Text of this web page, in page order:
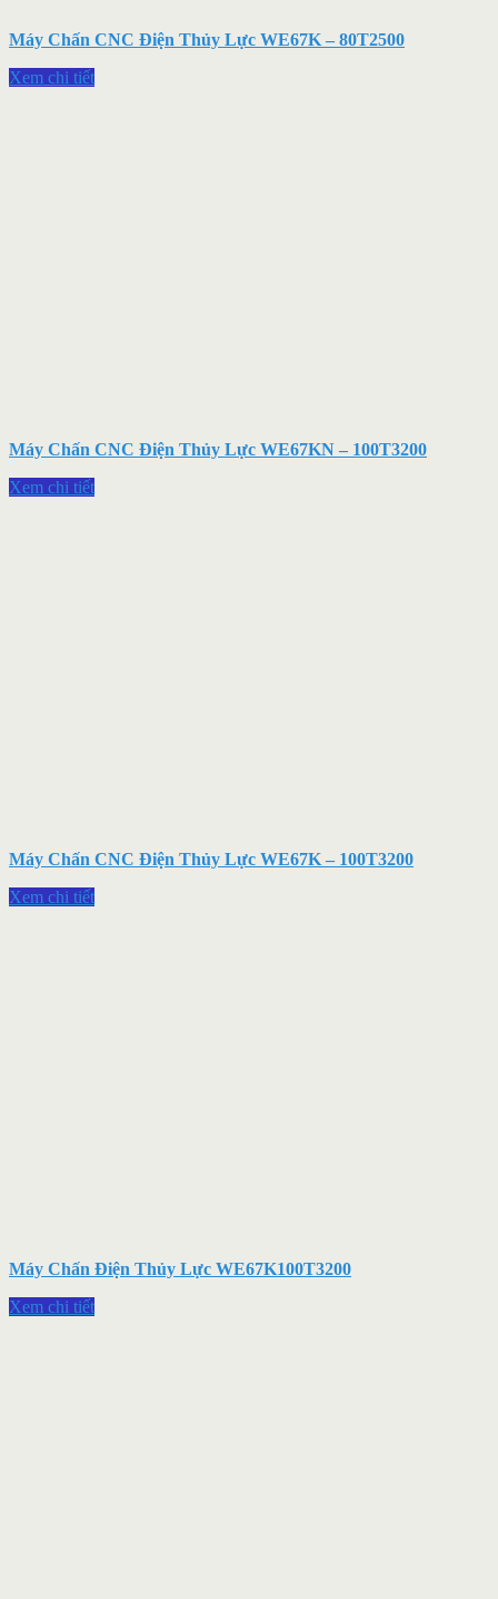
Máy Chấn CNC Điện Thủy Lực WE67K – 80T2500
Xem chi tiết
Máy Chấn CNC Điện Thủy Lực WE67KN – 100T3200
Xem chi tiết
Máy Chấn CNC Điện Thủy Lực WE67K – 100T3200
Xem chi tiết
Máy Chấn Điện Thủy Lực WE67K100T3200
Xem chi tiết